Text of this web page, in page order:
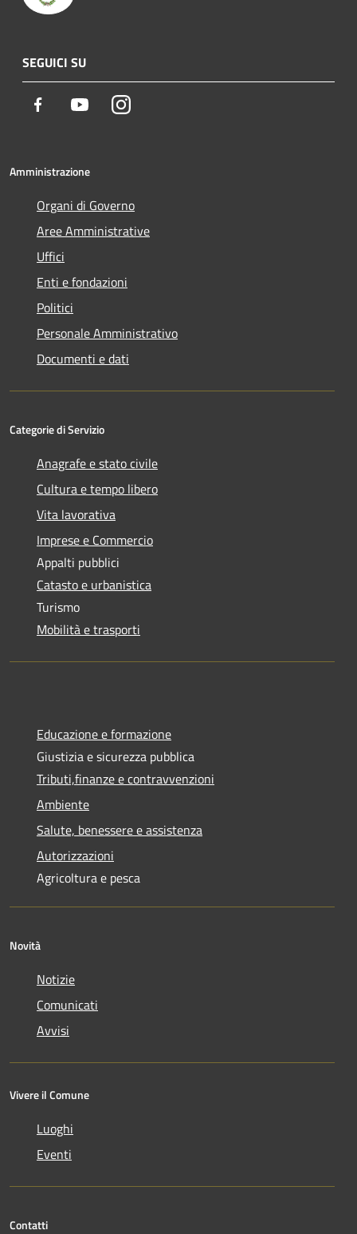
SEGUICI SU
Facebook YoutubeInstagram
Amministrazione
Organi di Governo
Aree Amministrative
Uffici
Enti e fondazioni
Politici
Personale Amministrativo
Documenti e dati
Categorie di Servizio
Anagrafe e stato civile
Cultura e tempo libero
Vita lavorativa
Imprese e Commercio
Appalti pubblici
Catasto e urbanistica
Turismo
Mobilità e trasporti
Educazione e formazione
Giustizia e sicurezza pubblica
Tributi,finanze e contravvenzioni
Ambiente
Salute, benessere e assistenza
Autorizzazioni
Agricoltura e pesca
Novità
Notizie
Comunicati
Avvisi
Vivere il Comune
Luoghi
Eventi
Contatti